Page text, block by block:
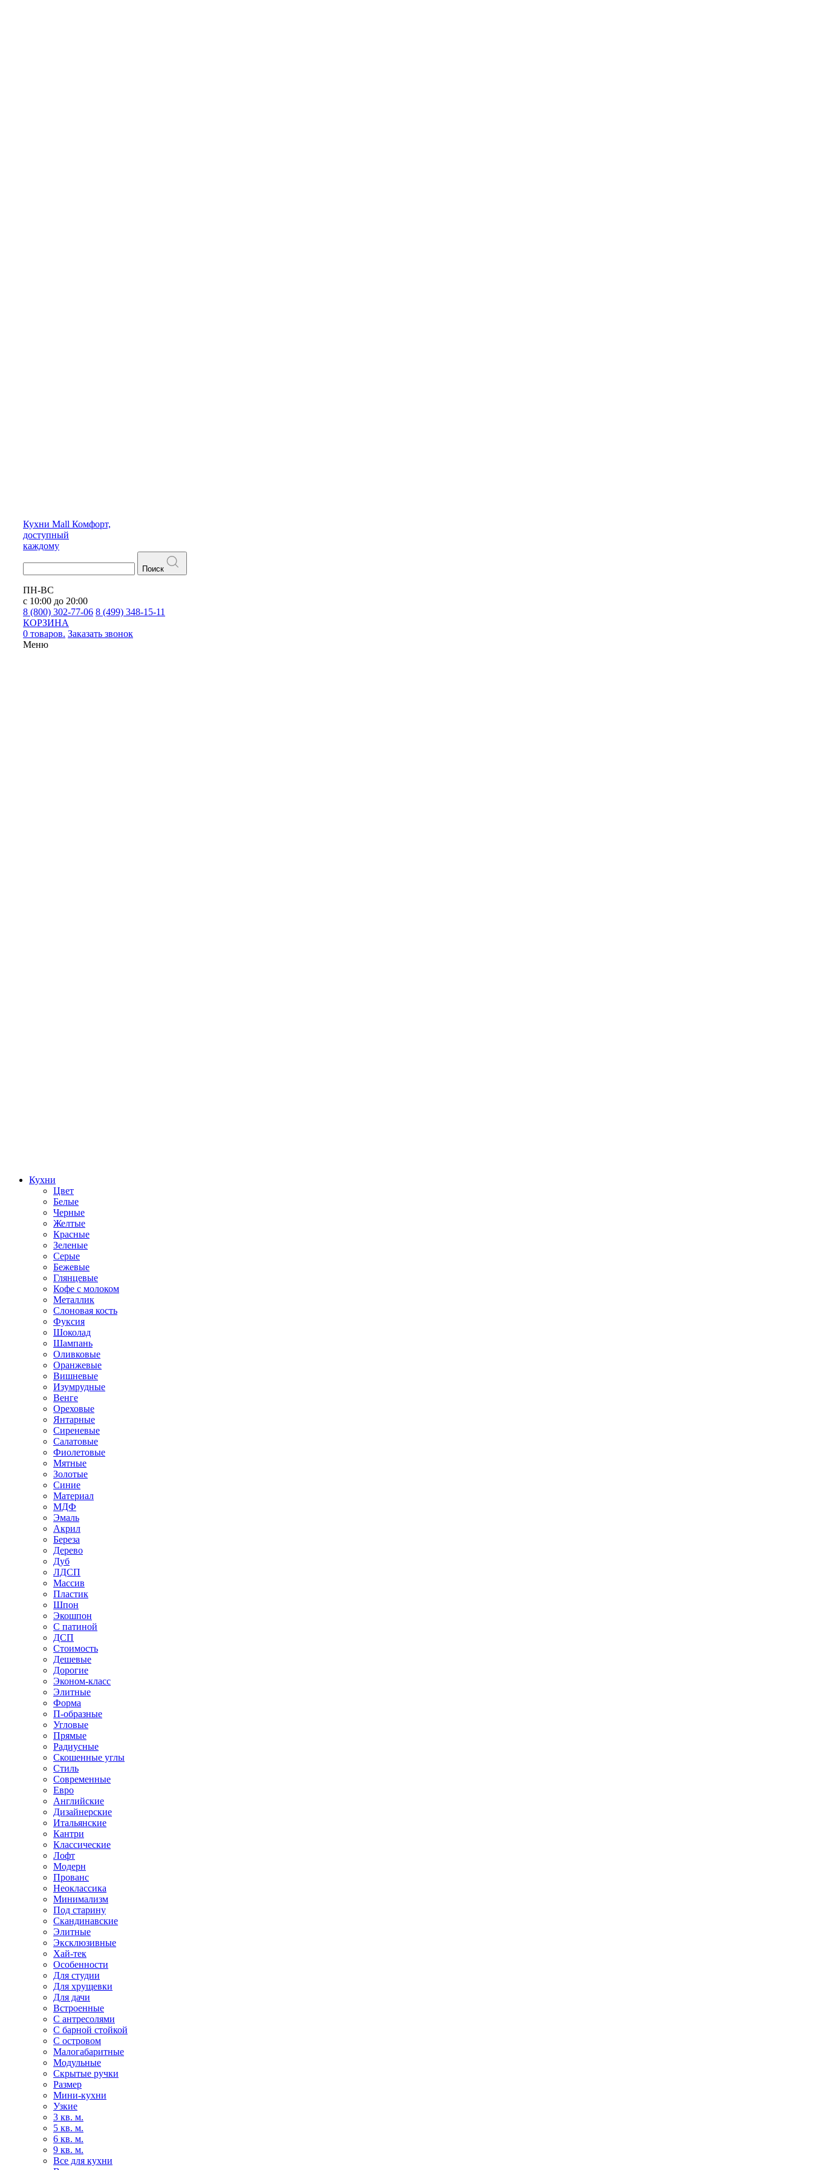
Кухни Mall Комфорт,
доступный
каждому
Поиск
ПН-ВС
с 10:00 до 20:00
8 (800) 302-77-06 8 (499) 348-15-11
КОРЗИНА
0 товаров. Заказать звонок
Меню
Кухни
Цвет
Белые
Черные
Желтые
Красные
Зеленые
Серые
Бежевые
Глянцевые
Кофе с молоком
Металлик
Слоновая кость
Фуксия
Шоколад
Шампань
Оливковые
Оранжевые
Вишневые
Изумрудные
Венге
Ореховые
Янтарные
Сиреневые
Салатовые
Фиолетовые
Мятные
Золотые
Синие
Материал
МДФ
Эмаль
Акрил
Береза
Дерево
Дуб
ЛДСП
Массив
Пластик
Шпон
Экошпон
С патиной
ДСП
Стоимость
Дешевые
Дорогие
Эконом-класс
Элитные
Форма
П-образные
Угловые
Прямые
Радиусные
Скошенные углы
Стиль
Современные
Евро
Английские
Дизайнерские
Итальянские
Кантри
Классические
Лофт
Модерн
Прованс
Неоклассика
Минимализм
Под старину
Скандинавские
Элитные
Эксклюзивные
Хай-тек
Особенности
Для студии
Для хрущевки
Для дачи
Встроенные
С антресолями
С барной стойкой
С островом
Малогабаритные
Модульные
Скрытые ручки
Размер
Мини-кухни
Узкие
3 кв. м.
5 кв. м.
6 кв. м.
9 кв. м.
Все для кухни